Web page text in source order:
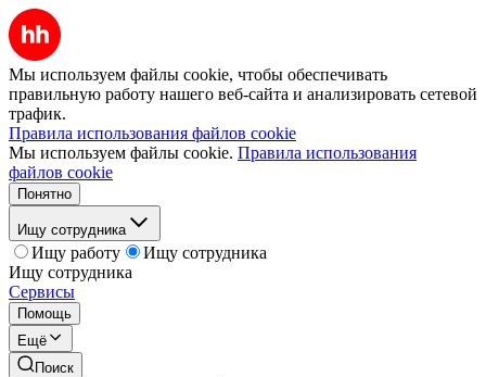
Мы используем файлы cookie, чтобы обеспечивать
правильную работу нашего веб-сайта и анализировать сетевой
трафик.
Правила использования файлов cookie
Мы используем файлы cookie. Правила использования
файлов cookie
Понятно
Ищу сотрудника
Ищу работу
Ищу сотрудника
Ищу сотрудника
Сервисы
Помощь
Ещё
Поиск